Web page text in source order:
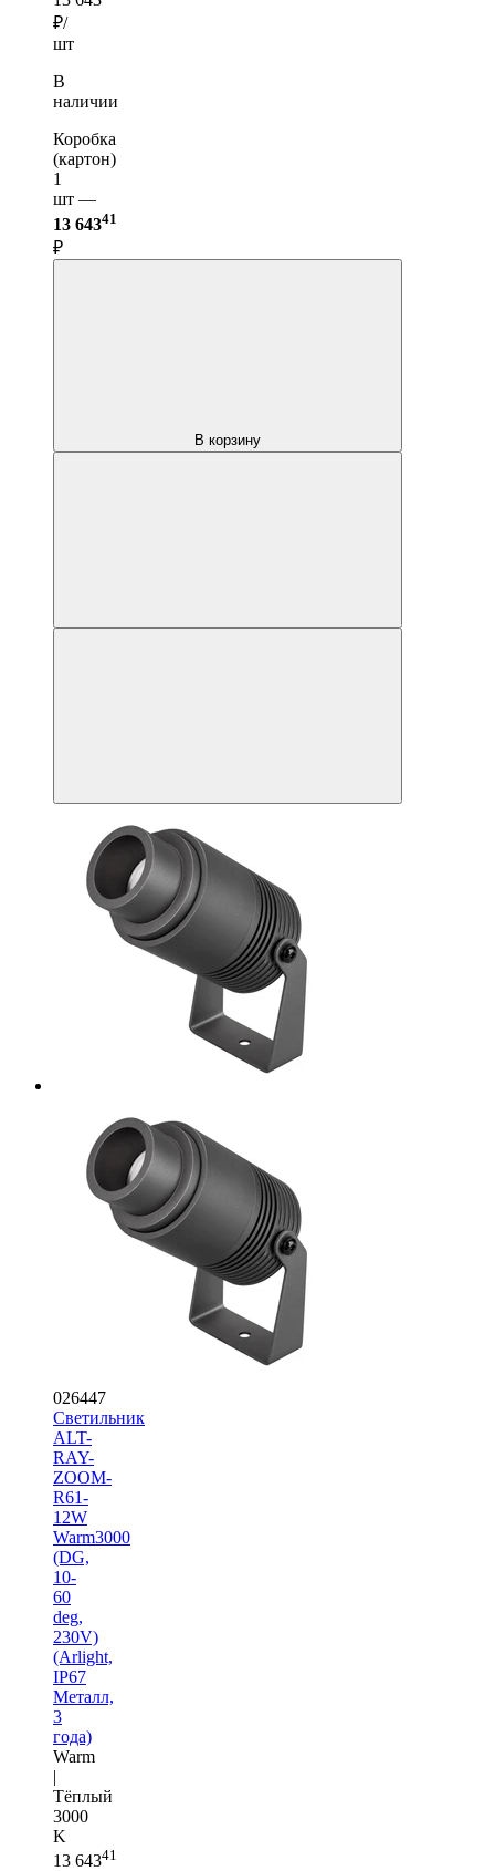
₽/
шт
В
наличии
Коробка
(картон)
1
шт —
13 64341
₽
В корзину
026447
Светильник
ALT-
RAY-
ZOOM-
R61-
12W
Warm3000
(DG,
10-
60
deg,
230V)
(Arlight,
IP67
Металл,
3
года)
Warm
|
Тёплый
3000
K
13 64341